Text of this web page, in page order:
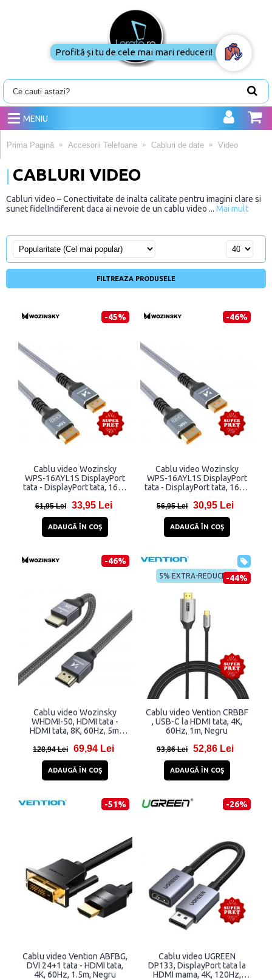
MENIU
Prima Pagină Accesorii Telefoane Cabluri de date Video
CABLURI VIDEO
Cabluri video – Conectivitate de inalta calitate pentru imagini clare si
sunet fidelIndiferent daca ai nevoie de un cablu video ... Mai mult
FILTREAZA PRODUSELE
-45%
Cablu video Wozinsky
WPS-16AYL1S DisplayPort
tata - DisplayPort tata, 16K /
HDCP / DSC, 3D, 80Gbps,
61,95 Lei 33,95 Lei
ADAUGĂ ÎN COŞ
-46%
Cablu video Wozinsky
WPS-16AYL1S DisplayPort
tata - DisplayPort tata, 16K /
HDCP / DSC, 3D, 80Gbps,
56,95 Lei 30,95 Lei
ADAUGĂ ÎN COŞ
-46%
Cablu video Wozinsky
WHDMI-50, HDMI tata -
HDMI tata, 8K, 60Hz, 5m,
128,94 Lei 69,94 Lei
ADAUGĂ ÎN COŞ
5% EXTRA-REDUCERE-44%
Cablu video Vention CRBBF
, USB-C la HDMI tata, 4K,
60Hz, 1m, Negru
93,86 Lei 52,86 Lei
ADAUGĂ ÎN COŞ
-51%
Cablu video Vention ABFBG,
DVI 24+1 tata - HDMI tata,
4K, 60Hz, 1.5m, Negru
-26%
Cablu video UGREEN
DP133, DisplayPort tata la
HDMI mama, 4K, 120Hz,
Profită și tu de cele mai mari reduceri!